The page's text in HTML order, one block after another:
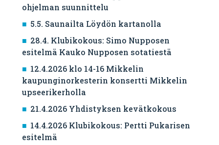
ohjelman suunnittelu
5.5. Saunailta Löydön kartanolla
28.4. Klubikokous: Simo Nupposen
esitelmä Kauko Nupposen sotatiestä
12.4.2026 klo 14-16 Mikkelin
kaupunginorkesterin konsertti Mikkelin
upseerikerholla
21.4.2026 Yhdistyksen kevätkokous
14.4.2026 Klubikokous: Pertti Pukarisen
esitelmä